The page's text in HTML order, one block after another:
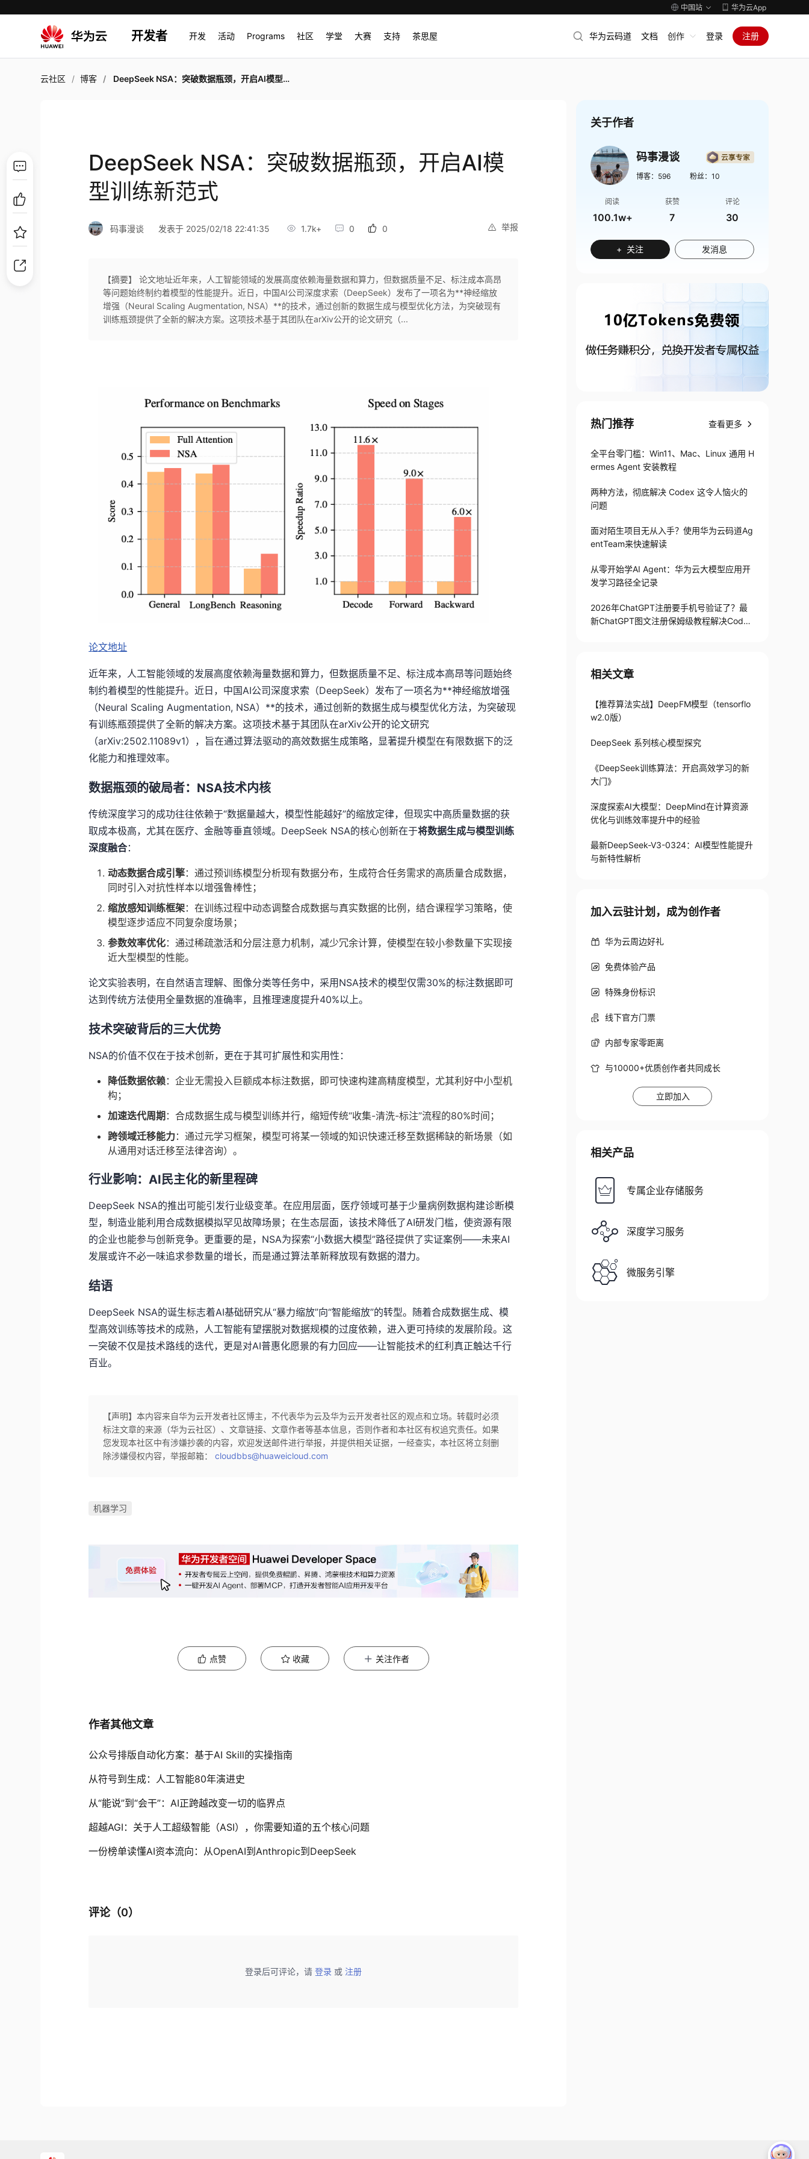
中国站 华为云App
开发者 开发 活动 Programs 社区 学堂 大赛 支持 茶思屋 华为云码道 文档 创作 登录 注册
云社区 博客 DeepSeek NSA：突破数据瓶颈，开启AI模型训练新范式
DeepSeek NSA：突破数据瓶颈，开启AI模
型训练新范式
举报
码事漫谈 发表于 2025/02/18 22:41:35 1.7k+ 0 0
【摘要】 论文地址近年来，人工智能领域的发展高度依赖海量数据和算力，但数据质量不足、标注成本高昂
等问题始终制约着模型的性能提升。近日，中国AI公司深度求索（DeepSeek）发布了一项名为**神经缩放
增强（Neural Scaling Augmentation, NSA）**的技术，通过创新的数据生成与模型优化方法，为突破现有
训练瓶颈提供了全新的解决方案。这项技术基于其团队在arXiv公开的论文研究（...
论文地址
近年来，人工智能领域的发展高度依赖海量数据和算力，但数据质量不足、标注成本高昂等问题始终
制约着模型的性能提升。近日，中国AI公司深度求索（DeepSeek）发布了一项名为**神经缩放增强
（Neural Scaling Augmentation, NSA）**的技术，通过创新的数据生成与模型优化方法，为突破现
有训练瓶颈提供了全新的解决方案。这项技术基于其团队在arXiv公开的论文研究
（arXiv:2502.11089v1），旨在通过算法驱动的高效数据生成策略，显著提升模型在有限数据下的泛
化能力和推理效率。
数据瓶颈的破局者：NSA技术内核
传统深度学习的成功往往依赖于“数据量越大，模型性能越好”的缩放定律，但现实中高质量数据的获
取成本极高，尤其在医疗、金融等垂直领域。DeepSeek NSA的核心创新在于将数据生成与模型训练
深度融合：
动态数据合成引擎：通过预训练模型分析现有数据分布，生成符合任务需求的高质量合成数据，
同时引入对抗性样本以增强鲁棒性；
缩放感知训练框架：在训练过程中动态调整合成数据与真实数据的比例，结合课程学习策略，使
模型逐步适应不同复杂度场景；
参数效率优化：通过稀疏激活和分层注意力机制，减少冗余计算，使模型在较小参数量下实现接
近大型模型的性能。
论文实验表明，在自然语言理解、图像分类等任务中，采用NSA技术的模型仅需30%的标注数据即可
达到传统方法使用全量数据的准确率，且推理速度提升40%以上。
技术突破背后的三大优势
NSA的价值不仅在于技术创新，更在于其可扩展性和实用性：
降低数据依赖：企业无需投入巨额成本标注数据，即可快速构建高精度模型，尤其利好中小型机
构；
加速迭代周期：合成数据生成与模型训练并行，缩短传统“收集-清洗-标注”流程的80%时间；
跨领域迁移能力：通过元学习框架，模型可将某一领域的知识快速迁移至数据稀缺的新场景（如
从通用对话迁移至法律咨询）。
行业影响：AI民主化的新里程碑
DeepSeek NSA的推出可能引发行业级变革。在应用层面，医疗领域可基于少量病例数据构建诊断模
型，制造业能利用合成数据模拟罕见故障场景；在生态层面，该技术降低了AI研发门槛，使资源有限
的企业也能参与创新竞争。更重要的是，NSA为探索“小数据大模型”路径提供了实证案例——未来AI
发展或许不必一味追求参数量的增长，而是通过算法革新释放现有数据的潜力。
结语
DeepSeek NSA的诞生标志着AI基础研究从“暴力缩放”向“智能缩放”的转型。随着合成数据生成、模
型高效训练等技术的成熟，人工智能有望摆脱对数据规模的过度依赖，进入更可持续的发展阶段。这
一突破不仅是技术路线的迭代，更是对AI普惠化愿景的有力回应——让智能技术的红利真正触达千行
百业。
【声明】本内容来自华为云开发者社区博主，不代表华为云及华为云开发者社区的观点和立场。转载时必须
标注文章的来源（华为云社区）、文章链接、文章作者等基本信息，否则作者和本社区有权追究责任。如果
您发现本社区中有涉嫌抄袭的内容，欢迎发送邮件进行举报，并提供相关证据，一经查实，本社区将立刻删
除涉嫌侵权内容，举报邮箱：cloudbbs@huaweicloud.com
机器学习
点赞 收藏 关注作者
作者其他文章
公众号排版自动化方案：基于AI Skill的实操指南
从符号到生成：人工智能80年演进史
从“能说”到“会干”：AI正跨越改变一切的临界点
超越AGI：关于人工超级智能（ASI），你需要知道的五个核心问题
一份榜单读懂AI资本流向：从OpenAI到Anthropic到DeepSeek
评论（0）
登录后可评论，请 登录 或 注册
关于作者
码事漫谈
博客： 596 粉丝： 10
阅读
100.1w+
获赞
7
评论
30
+ 关注 发消息
热门推荐 查看更多
全平台零门槛：Win11、Mac、Linux 通用 H
ermes Agent 安装教程
两种方法，彻底解决 Codex 这令人恼火的
问题
面对陌生项目无从入手？使用华为云码道Ag
entTeam来快速解读
从零开始学AI Agent：华为云大模型应用开
发学习路径全记录
2026年ChatGPT注册要手机号验证了？最
新ChatGPT图文注册保姆级教程解决Codex
相关文章
【推荐算法实战】DeepFM模型（tensorflo
w2.0版）
DeepSeek 系列核心模型探究
《DeepSeek训练算法：开启高效学习的新
大门》
深度探索AI大模型：DeepMind在计算资源
优化与训练效率提升中的经验
最新DeepSeek-V3-0324：AI模型性能提升
与新特性解析
加入云驻计划，成为创作者
华为云周边好礼
免费体验产品
特殊身份标识
线下官方门票
内部专家零距离
与10000+优质创作者共同成长
立即加入
相关产品
专属企业存储服务
深度学习服务
微服务引擎